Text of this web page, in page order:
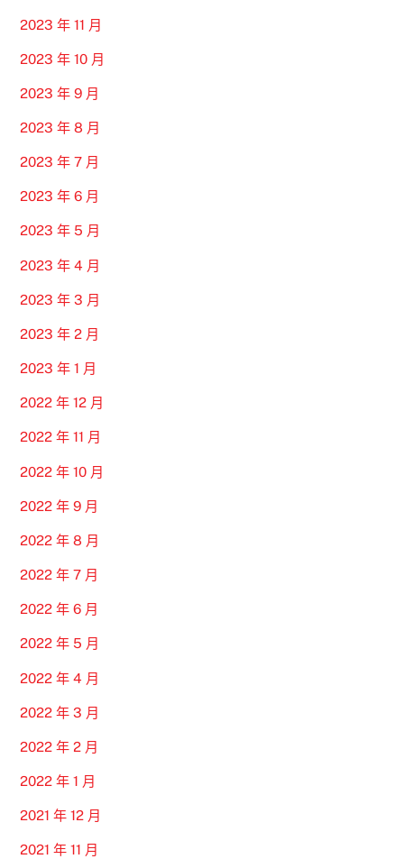
2023 年 11 月
2023 年 10 月
2023 年 9 月
2023 年 8 月
2023 年 7 月
2023 年 6 月
2023 年 5 月
2023 年 4 月
2023 年 3 月
2023 年 2 月
2023 年 1 月
2022 年 12 月
2022 年 11 月
2022 年 10 月
2022 年 9 月
2022 年 8 月
2022 年 7 月
2022 年 6 月
2022 年 5 月
2022 年 4 月
2022 年 3 月
2022 年 2 月
2022 年 1 月
2021 年 12 月
2021 年 11 月